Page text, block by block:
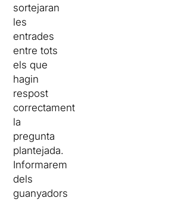
sortejaran
les
entrades
entre tots
els que
hagin
respost
correctament
la
pregunta
plantejada.
Informarem
dels
guanyadors